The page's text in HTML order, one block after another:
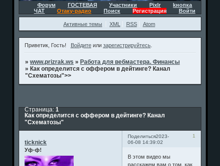
Форум ГОСТЕВАЯ Участники Pixlr
kнопка
ЧАТ
Отаку-радио Поиск Регистрация Войти
Активные темы XML RSS Atom
Приветик, Гость! Войдитеили зарегистрируйтесь.
»www.prizrak.ws » Работа для вебмастера. Финансы
» Как определится с оффером в дейтинге? Канал
"Схематозы">>
Как определится с оффером в дейтинге? Канал
"Схематозы"
Страница:1
Поделиться 1
2023-
06-08 14:39:02
ticknick
Уф-ф!
В этом видео мы
расскажем вам о том, как